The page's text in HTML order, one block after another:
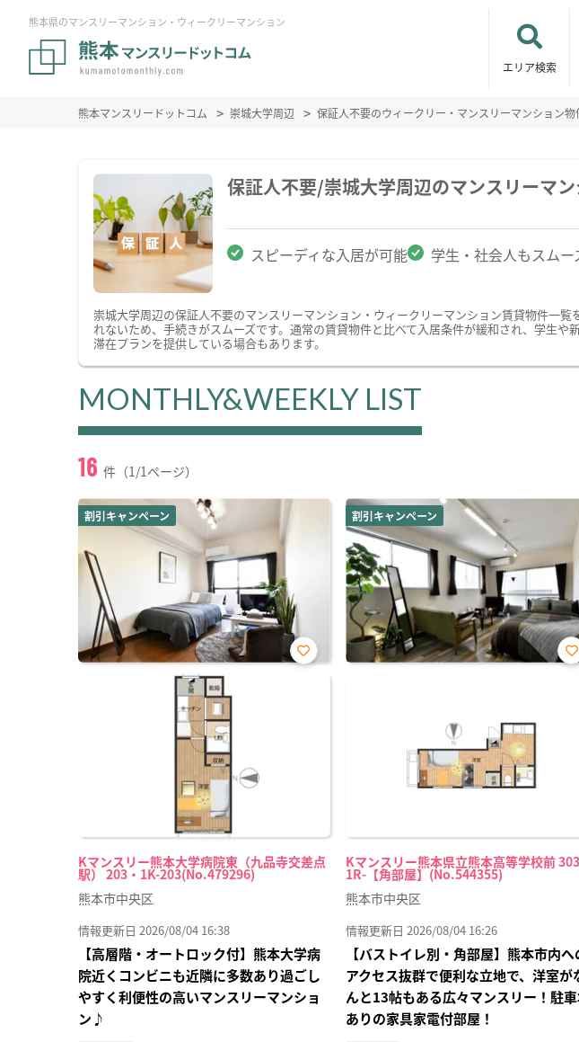
熊本県のマンスリーマンション・ウィークリーマンション
エリア検索
熊本マンスリードットコム 崇城大学周辺 保証人不要のウィークリー・マンスリーマンション物
保証人不要/崇城大学周辺のマンスリーマ
スピーディな入居が可能 学生・社会人もスムー
崇城大学周辺の保証人不要のマンスリーマンション・ウィークリーマンション賃貸物件一
れないため、手続きがスムーズです。通常の賃貸物件と比べて入居条件が緩和され、学生
滞在プランを提供している場合もあります。
MONTHLY&WEEKLY LIST
16 件（1/1ページ）
割引キャンペーン
Kマンスリー熊本大学病院東（九品寺交差点
駅） 203・1K-203(No.479296)
お気
熊本市中央区
情報更新日 2026/08/04 16:38
【高層階・オートロック付】熊本大学病
院近くコンビニも近隣に多数あり過ごし
やすく利便性の高いマンスリーマンショ
ン♪
割引キャンペーン
Kマンスリー熊本県立熊本高等学校前 303
1R-【角部屋】(No.544355)
お気
熊本市中央区
情報更新日 2026/08/04 16:26
【バストイレ別・角部屋】熊本市内へ
アクセス抜群で便利な立地で、洋室が
んと13帖もある広々マンスリー！駐
ありの家具家電付部屋！